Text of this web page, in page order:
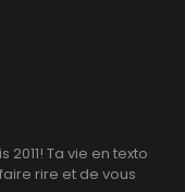
Ta vie en texto
rire et de vous